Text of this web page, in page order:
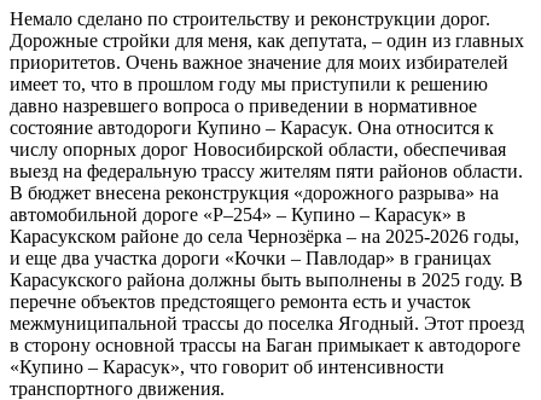
Немало сделано по строительству и реконструкции дорог.
Дорожные стройки для меня, как депутата, – один из главных
приоритетов. Очень важное значение для моих избирателей
имеет то, что в прошлом году мы приступили к решению
давно назревшего вопроса о приведении в нормативное
состояние автодороги Купино – Карасук. Она относится к
числу опорных дорог Новосибирской области, обеспечивая
выезд на федеральную трассу жителям пяти районов области.
В бюджет внесена реконструкция «дорожного разрыва» на
автомобильной дороге «Р–254» – Купино – Карасук» в
Карасукском районе до села Чернозёрка – на 2025-2026 годы,
и еще два участка дороги «Кочки – Павлодар» в границах
Карасукского района должны быть выполнены в 2025 году. В
перечне объектов предстоящего ремонта есть и участок
межмуниципальной трассы до поселка Ягодный. Этот проезд
в сторону основной трассы на Баган примыкает к автодороге
«Купино – Карасук», что говорит об интенсивности
транспортного движения.